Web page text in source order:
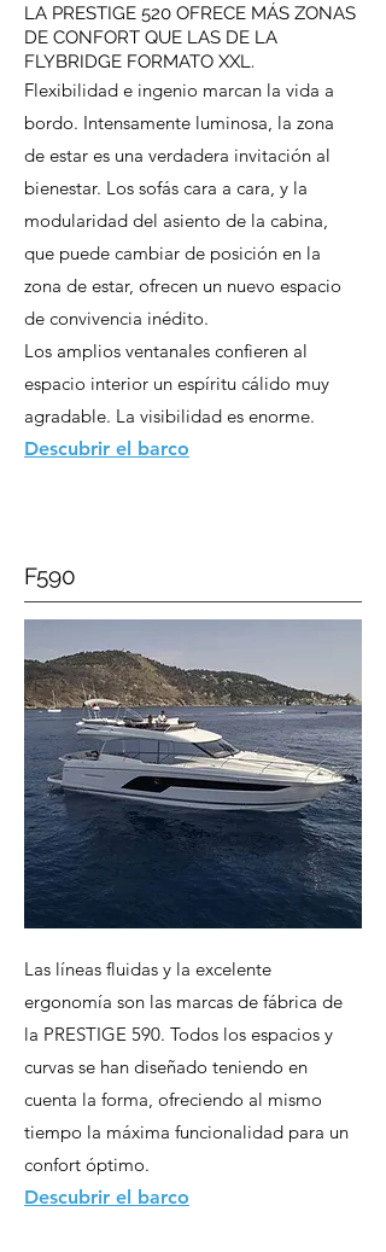
LA PRESTIGE 520 OFRECE MÁS ZONAS
DE CONFORT QUE LAS DE LA
FLYBRIDGE FORMATO XXL.
Flexibilidad e ingenio marcan la vida a
bordo. Intensamente luminosa, la zona
de estar es una verdadera invitación al
bienestar. Los sofás cara a cara, y la
modularidad del asiento de la cabina,
que puede cambiar de posición en la
zona de estar, ofrecen un nuevo espacio
de convivencia inédito.
Los amplios ventanales confieren al
espacio interior un espíritu cálido muy
agradable. La visibilidad es enorme.
Descubrir el barco
F590
Las líneas fluidas y la excelente
ergonomía son las marcas de fábrica de
la PRESTIGE 590. Todos los espacios y
curvas se han diseñado teniendo en
cuenta la forma, ofreciendo al mismo
tiempo la máxima funcionalidad para un
confort óptimo.
Descubrir el barco